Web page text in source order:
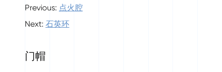
Previous: 点火腔
Next: 石英环
门帽